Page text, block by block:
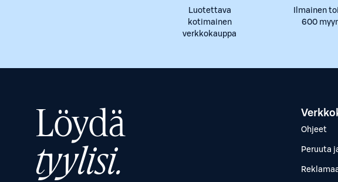
Luotettava
kotimainen
verkkokauppa
Ilmainen
600
Löydä
tyylisi.
Ohjeet
Peruuta